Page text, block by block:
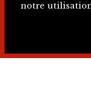
Devenir
notre